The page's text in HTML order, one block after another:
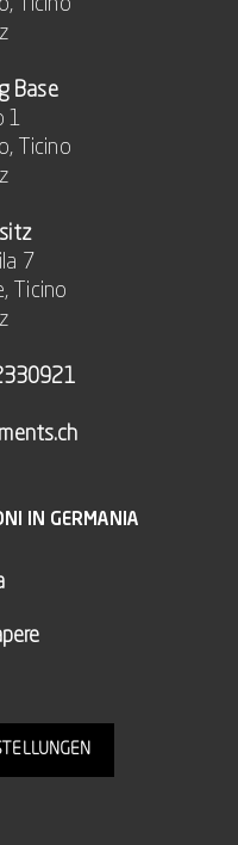
Ticino
Base
1
Ticino
7
Ticino
IN GERMANIA